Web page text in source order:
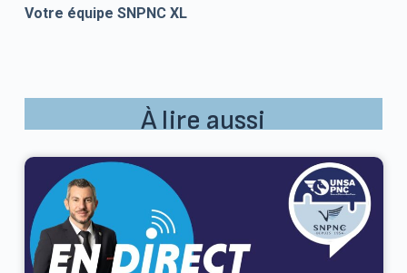
Votre équipe SNPNC XL
À lire aussi